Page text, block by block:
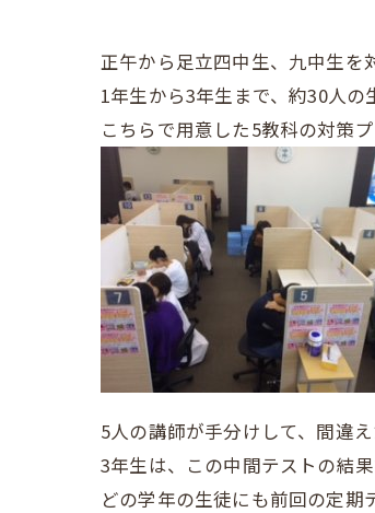
正午から足立四中生、九中生を
1年生から3年生まで、約30人の
こちらで用意した5教科の対策
5人の講師が手分けして、間違
3年生は、この中間テストの結
どの学年の生徒にも前回の定期